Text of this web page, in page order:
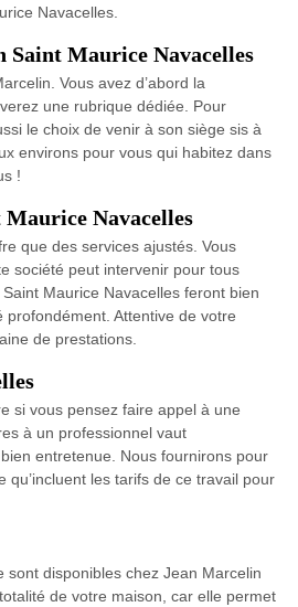
Navacelles.
Saint Maurice Navacelles
Vous avez d’abord la
une rubrique dédiée. Pour
le choix de venir à son siège sis à
environs pour vous qui habitez dans
!
Navacelles
que des services ajustés. Vous
société peut intervenir pour tous
Maurice Navacelles feront bien
Attentive de votre
de prestations.
si vous pensez faire appel à une
à un professionnel vaut
entretenue. Nous fournirons pour
qu’incluent les tarifs de ce travail pour
sont disponibles chez Jean Marcelin
de votre maison, car elle permet